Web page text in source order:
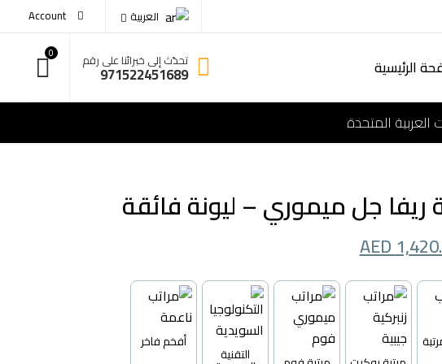
العربية Account
الرئيسية تحدّث إلى خبرائنا على رقم
971522451689
0
ريفا جل ميموري – ليونة فائقة
AED
التقنية
أفخم فاخر